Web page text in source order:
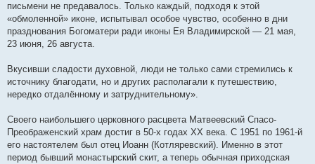
письмени не предавалось. Только каждый, подходя к этой
«обмоленной» иконе, испытывал особое чувство, особенно в дни
празднования Богоматери ради иконы Ея Владимирской — 21 мая,
23 июня, 26 августа.
Вкусивши сладости духовной, люди не только сами стремились к
источнику благодати, но и других располагали к путешествию,
нередко отдалённому и затруднительному».
Своего наибольшего церковного расцвета Матвеевский Спасо-
Преображенский храм достиг в 50-х годах ХХ века. С 1951 по 1961-й
его настоятелем был отец Иоанн (Котляревский). Именно в этот
период бывший монастырский скит, а теперь обычная приходская